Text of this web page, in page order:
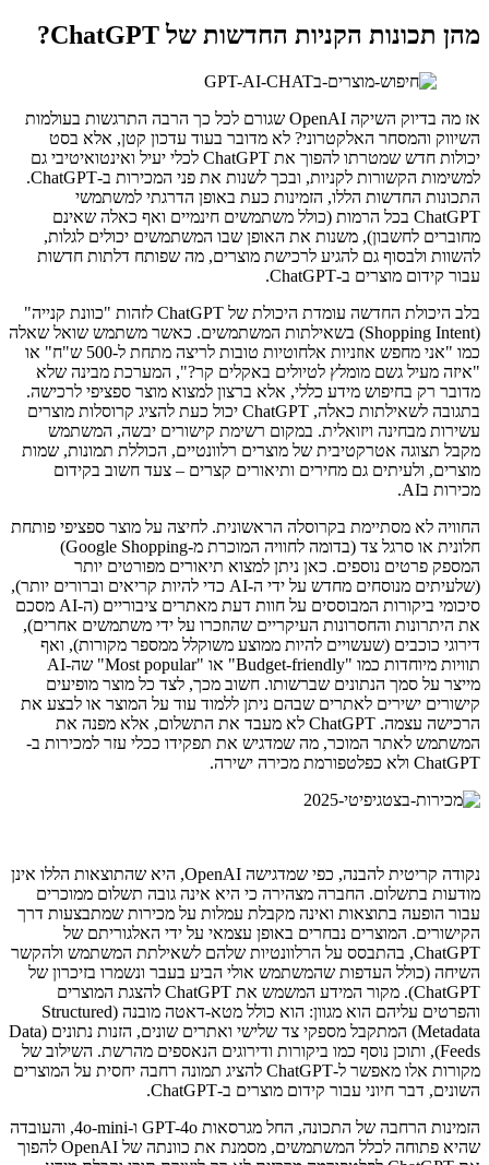
מהן תכונות הקניות החדשות של ChatGPT?
אז מה בדיוק השיקה OpenAI שגורם לכל כך הרבה התרגשות בעולמות
השיווק והמסחר האלקטרוני? לא מדובר בעוד עדכון קטן, אלא בסט
יכולות חדש שמטרתו להפוך את ChatGPT לכלי יעיל ואינטואיטיבי גם
למשימות הקשורות לקניות, ובכך לשנות את פני המכירות ב-ChatGPT.
התכונות החדשות הללו, הזמינות כעת באופן הדרגתי למשתמשי
ChatGPT בכל הרמות (כולל משתמשים חינמיים ואף כאלה שאינם
מחוברים לחשבון), משנות את האופן שבו המשתמשים יכולים לגלות,
להשוות ולבסוף גם להגיע לרכישת מוצרים, מה שפותח דלתות חדשות
עבור קידום מוצרים ב-ChatGPT.
בלב היכולת החדשה עומדת היכולת של ChatGPT לזהות "כוונת קנייה"
(Shopping Intent) בשאילתות המשתמשים. כאשר משתמש שואל שאלה
כמו "אני מחפש אוזניות אלחוטיות טובות לריצה מתחת ל-500 ש"ח" או
"איזה מעיל גשם מומלץ לטיולים באקלים קר?", המערכת מבינה שלא
מדובר רק בחיפוש מידע כללי, אלא ברצון למצוא מוצר ספציפי לרכישה.
בתגובה לשאילתות כאלה, ChatGPT יכול כעת להציג קרוסלות מוצרים
עשירות מבחינה ויזואלית. במקום רשימת קישורים יבשה, המשתמש
מקבל תצוגה אטרקטיבית של מוצרים רלוונטיים, הכוללת תמונות, שמות
מוצרים, ולעיתים גם מחירים ותיאורים קצרים – צעד חשוב בקידום
מכירות בAI.
החוויה לא מסתיימת בקרוסלה הראשונית. לחיצה על מוצר ספציפי פותחת
חלונית או סרגל צד (בדומה לחוויה המוכרת מ-Google Shopping)
המספק פרטים נוספים. כאן ניתן למצוא תיאורים מפורטים יותר
(שלעיתים מנוסחים מחדש על ידי ה-AI כדי להיות קריאים וברורים יותר),
סיכומי ביקורות המבוססים על חוות דעת מאתרים ציבוריים (ה-AI מסכם
את היתרונות והחסרונות העיקריים שהוזכרו על ידי משתמשים אחרים),
דירוגי כוכבים (שעשויים להיות ממוצע משוקלל ממספר מקורות), ואף
תוויות מיוחדות כמו "Budget-friendly" או "Most popular" שה-AI
מייצר על סמך הנתונים שברשותו. חשוב מכך, לצד כל מוצר מופיעים
קישורים ישירים לאתרים שבהם ניתן ללמוד עוד על המוצר או לבצע את
הרכישה עצמה. ChatGPT לא מעבד את התשלום, אלא מפנה את
המשתמש לאתר המוכר, מה שמדגיש את תפקידו ככלי עזר למכירות ב-
ChatGPT ולא כפלטפורמת מכירה ישירה.
נקודה קריטית להבנה, כפי שמדגישה OpenAI, היא שהתוצאות הללו אינן
מודעות בתשלום. החברה מצהירה כי היא אינה גובה תשלום ממוכרים
עבור הופעה בתוצאות ואינה מקבלת עמלות על מכירות שמתבצעות דרך
הקישורים. המוצרים נבחרים באופן עצמאי על ידי האלגוריתם של
ChatGPT, בהתבסס על הרלוונטיות שלהם לשאילתת המשתמש ולהקשר
השיחה (כולל העדפות שהמשתמש אולי הביע בעבר ונשמרו בזיכרון של
ChatGPT). מקור המידע המשמש את ChatGPT להצגת המוצרים
והפרטים עליהם הוא מגוון: הוא כולל מטא-דאטה מובנה (Structured
Metadata) המתקבל מספקי צד שלישי ואתרים שונים, הזנות נתונים (Data
Feeds), ותוכן נוסף כמו ביקורות ודירוגים הנאספים מהרשת. השילוב של
מקורות אלו מאפשר ל-ChatGPT להציג תמונה רחבה יחסית על המוצרים
השונים, דבר חיוני עבור קידום מוצרים ב-ChatGPT.
הזמינות הרחבה של התכונה, החל מגרסאות GPT-4o ו-4o-mini, והעובדה
שהיא פתוחה לכלל המשתמשים, מסמנת את כוונתה של OpenAI להפוך